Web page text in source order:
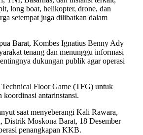
long boat, helikopter, drone, dan
setempat juga dilibatkan dalam
Barat, Kombes Ignatius Benny Ady
tenang dan menunggu informasi
dukungan publik agar operasi
Floor Game (TFG) untuk
koordinasi antarinstansi.
saat menyeberangi Kali Rawara,
Distrik Moskona Barat, 18 Desember
penangkapan KKB.